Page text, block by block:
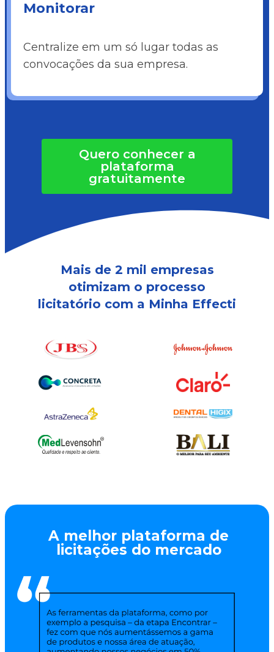
Monitorar
Centralize em um só lugar todas as
convocações da sua empresa.
Quero conhecer a
plataforma
gratuitamente
Mais de 2 mil empresas
otimizam o processo
licitatório com a Minha Effecti
A melhor plataforma de
licitações do mercado